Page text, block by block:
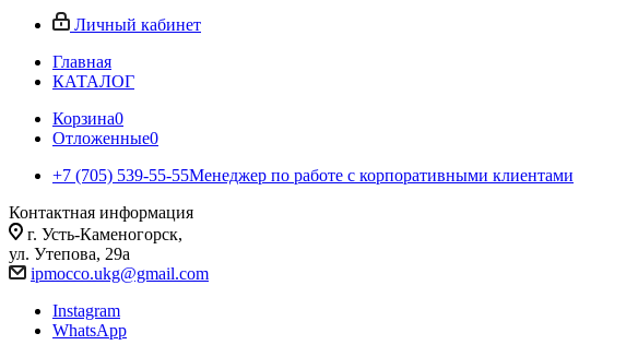
Личный кабинет
Главная
КАТАЛОГ
Корзина0
Отложенные0
+7 (705) 539-55-55Менеджер по работе с корпоративными клиентами
Контактная информация
г. Усть-Каменогорск,
ул. Утепова, 29а
ipmocco.ukg@gmail.com
Instagram
WhatsApp